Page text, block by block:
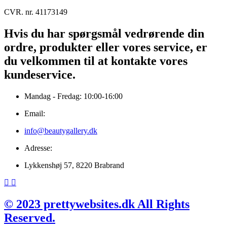
CVR. nr. 41173149
Hvis du har spørgsmål vedrørende din
ordre, produkter eller vores service, er
du velkommen til at kontakte vores
kundeservice.
Mandag - Fredag: 10:00-16:00
Email:
info@beautygallery.dk
Adresse:
Lykkenshøj 57, 8220 Brabrand
© 2023 prettywebsites.dk All Rights
Reserved.